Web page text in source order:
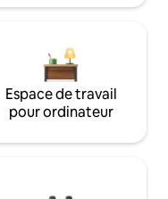
Espace de travail
pour ordinateur